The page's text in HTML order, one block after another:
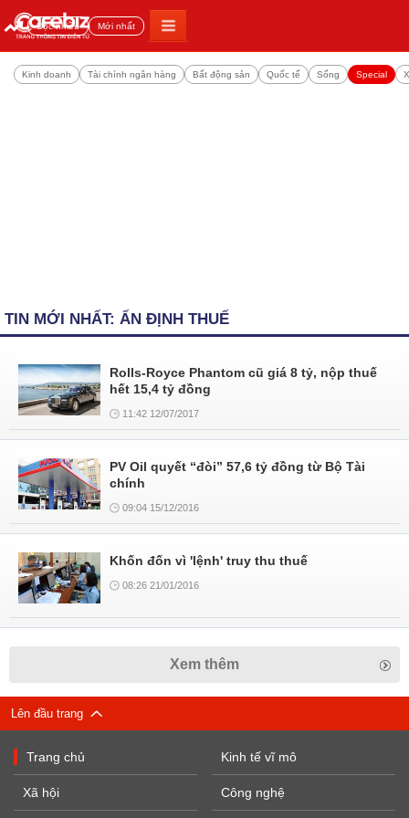
Đọc nhiều Mới nhất
Kinh doanh Tài chính ngân hàng Bất động sản Quốc tế Sống Special
TIN MỚI NHẤT: ẤN ĐỊNH THUẾ
Rolls-Royce Phantom cũ giá 8 tỷ, nộp thuế
hết 15,4 tỷ đồng
11:42 12/07/2017
PV Oil quyết “đòi” 57,6 tỷ đồng từ Bộ Tài
chính
09:04 15/12/2016
Khốn đốn vì 'lệnh' truy thu thuế
08:26 21/01/2016
Xem thêm
Lên đầu trang
Trang chủ
Xã hội
Kinh tế vĩ mô
Công nghệ